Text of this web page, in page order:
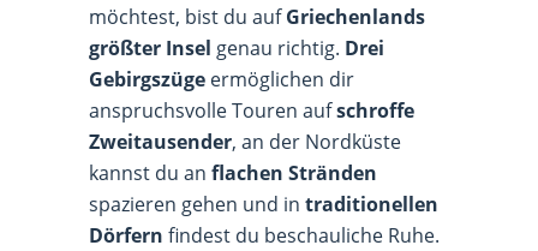
möchtest, bist du aufGriechenlands
größter Insel genau richtig. Drei
Gebirgszüge ermöglichen dir
anspruchsvolle Touren aufschroffe
Zweitausender, an der Nordküste
kannst du an flachen Stränden
spazieren gehen und in traditionellen
Dörfern findest du beschauliche Ruhe.